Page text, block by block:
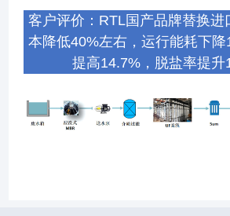
客户评价：RTL国产品牌替换进
本降低40%左右，运行能耗下
提高14.7%，脱盐率提升